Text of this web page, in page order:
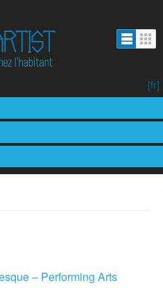
[fr]
– Performing Arts